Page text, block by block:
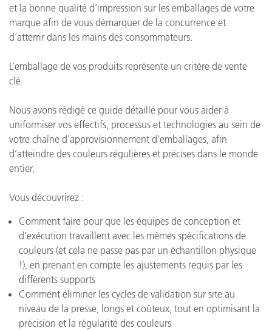
et la bonne qualité d’impression sur les emballages de votre
marque afin de vous démarquer de la concurrence et
d’atterrir dans les mains des consommateurs.
L’emballage de vos produits représente un critère de vente
clé.
Nous avons rédigé ce guide détaillé pour vous aider à
uniformiser vos effectifs, processus et technologies au sein de
votre chaîne d’approvisionnement d’emballages, afin
d’atteindre des couleurs régulières et précises dans le monde
entier.
Vous découvrirez :
Comment faire pour que les équipes de conception et
d’exécution travaillent avec les mêmes spécifications de
couleurs (et cela ne passe pas par un échantillon physique
!), en prenant en compte les ajustements requis par les
différents supports
Comment éliminer les cycles de validation sur site au
niveau de la presse, longs et coûteux, tout en optimisant la
précision et la régularité des couleurs